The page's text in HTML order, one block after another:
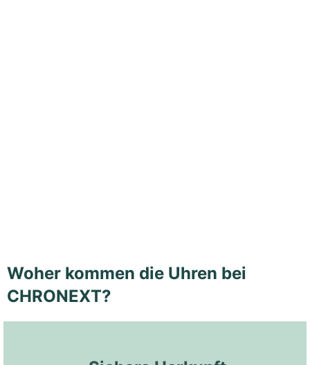
Woher kommen die Uhren bei
CHRONEXT?